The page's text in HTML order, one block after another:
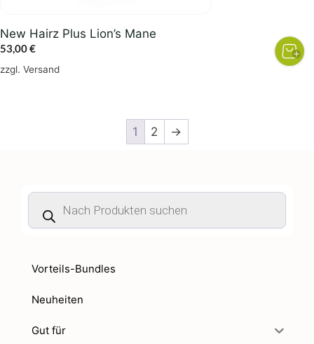
New Hairz Plus Lion’s Mane
53,00€
zzgl. Versand
1 2 →
Products
search
Vorteils-Bundles
Neuheiten
Gut für